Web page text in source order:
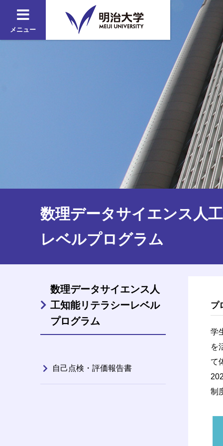
メニュー
数理データサイエンス人
レベルプログラム
プ
学
を
て
制
数理データサイエンス人
工知能リテラシーレベル
プログラム
自己点検・評価報告書